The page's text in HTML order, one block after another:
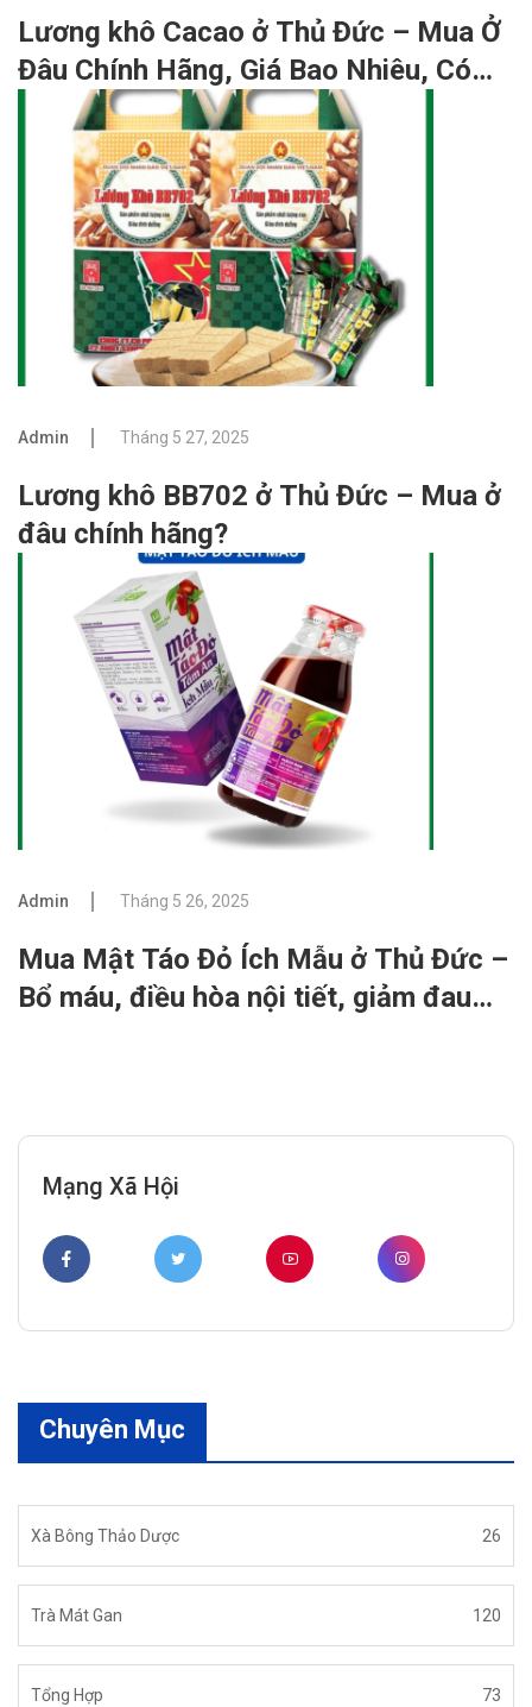
Lương khô Cacao ở Thủ Đức – Mua Ở
Đâu Chính Hãng, Giá Bao Nhiêu, Có
Tốt Không?
Admin Tháng 5 27, 2025
Lương khô BB702 ở Thủ Đức – Mua ở
đâu chính hãng?
Admin Tháng 5 26, 2025
Mua Mật Táo Đỏ Ích Mẫu ở Thủ Đức –
Bổ máu, điều hòa nội tiết, giảm đau
Mạng Xã Hội
Chuyên Mục
Xà Bông Thảo Dược 26
Trà Mát Gan 120
Tổng Hợp 73